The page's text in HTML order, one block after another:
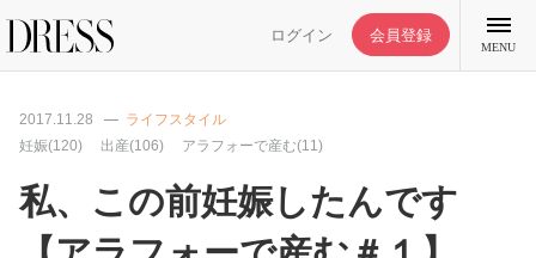
ログイン 会員登録
MENU
2017.11.28
ライフスタイル
妊娠(120)
出産(106) アラフォーで産む(11)
私、この前妊娠したんです